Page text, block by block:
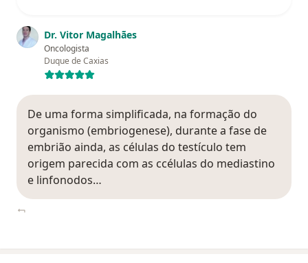
Dr. Vitor Magalhães
Oncologista
Duque de Caxias
De uma forma simplificada, na formação do
organismo (embriogenese), durante a fase de
embrião ainda, as células do testículo tem
origem parecida com as ccélulas do mediastino
e linfonodos…